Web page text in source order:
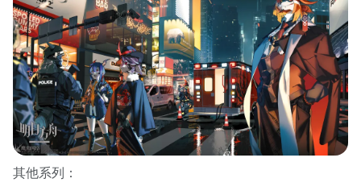
其他系列：